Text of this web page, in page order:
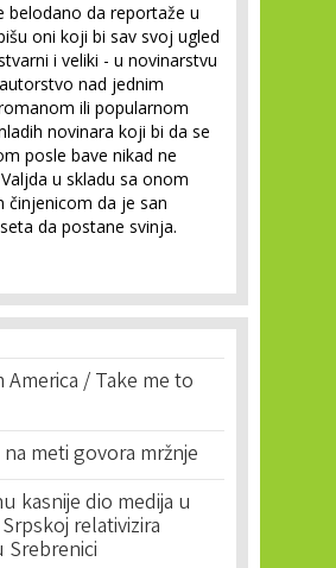
belodano da reportaže u
oni koji bi sav svoj ugled
i veliki - u novinarstvu
nad jednim
ili popularnom
novinara koji bi da se
posle bave nikad ne
u skladu sa onom
činjenicom da je san
da postane svinja.
America / Take me to
meti govora mržnje
kasnije dio medija u
relativizira